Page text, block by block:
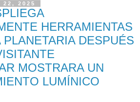
2025
HERRAMIENTAS
DESPUÉS
MOSTRARA UN
LUMÍNICO